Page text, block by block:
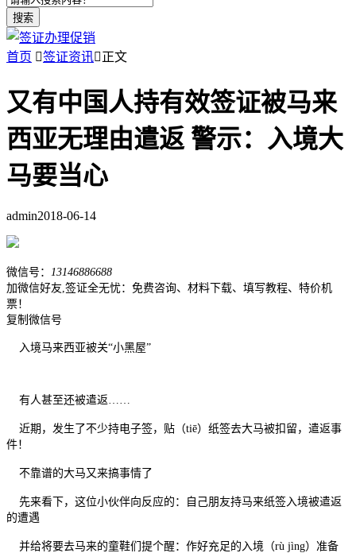
搜索
首页 签证资讯正文
又有中国人持有效签证被马来
西亚无理由遣返 警示：入境大
马要当心
admin2018-06-14
微信号：
13146886688
加微信好友,签证全无忧：免费咨询、材料下载、填写教程、特价机
票！
复制微信号
入境马来西亚被关“小黑屋”
有人甚至还被遣返……
近期，发生了不少持电子签，贴（tiē）纸签去大马被扣留，遣返事
件！
不靠谱的大马又来搞事情了
先来看下，这位小伙伴向反应的：自己朋友持马来纸签入境被遣返
的遭遇
并给将要去马来的童鞋们提个醒：作好充足的入境（rù jìng）准备